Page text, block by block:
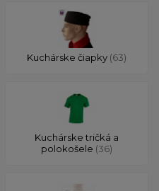
Kuchárske čiapky (63)
Kuchárske tričká a
polokošele (36)